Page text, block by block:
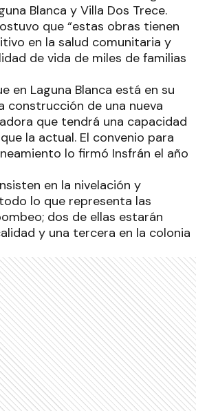
Blanca y Villa Dos Trece.
que “estas obras tienen
en la salud comunitaria y
de vida de miles de familias
en Laguna Blanca está en su
construcción de una nueva
que tendrá una capacidad
la actual. El convenio para
lo firmó Insfrán el año
en la nivelación y
lo que representa las
dos de ellas estarán
y una tercera en la colonia